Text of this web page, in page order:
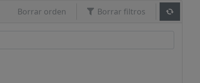
Borrar orden Borrar filtros